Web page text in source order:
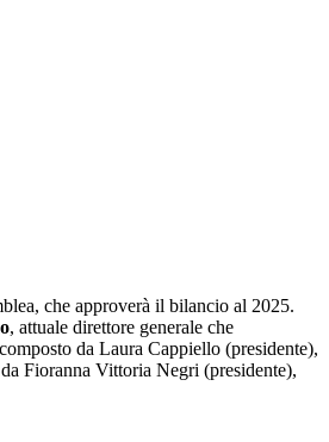
che approverà il bilancio al 2025.
, attuale direttore generale che
da Laura Cappiello (presidente),
Fioranna Vittoria Negri (presidente),